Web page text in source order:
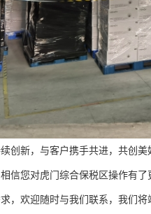
创新，与客户携手共进，共创美
信您对虎门综合保税区操作有了
，欢迎随时与我们联系，我们将